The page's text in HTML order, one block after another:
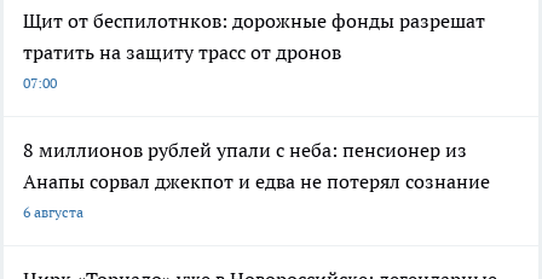
Щит от беспилотнков: дорожные фонды разрешат
тратить на защиту трасс от дронов
07:00
8 миллионов рублей упали с неба: пенсионер из
Анапы сорвал джекпот и едва не потерял сознание
6 августа